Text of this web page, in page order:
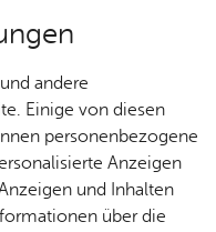
andere
Einige von diesen
personenbezogene
Anzeigen
und Inhalten
über die